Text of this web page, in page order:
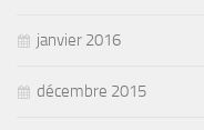
janvier 2016
décembre 2015